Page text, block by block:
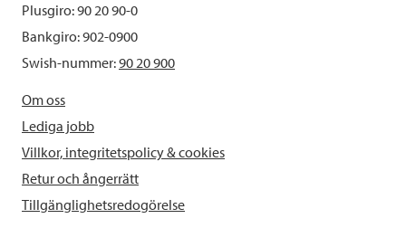
Plusgiro: 90 20 90-0
Bankgiro: 902-0900
Swish-nummer:90 20 900
Om oss
Lediga jobb
Villkor, integritetspolicy & cookies
Retur och ångerrätt
Tillgänglighetsredogörelse